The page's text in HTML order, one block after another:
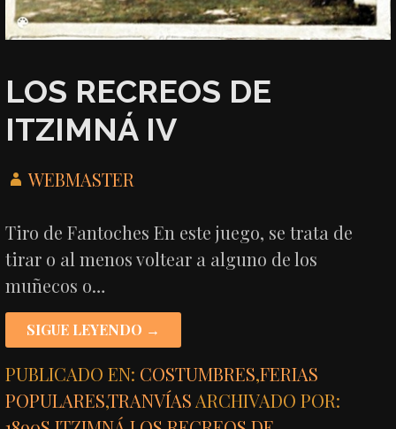
LOS RECREOS DE
ITZIMNÁ IV
WEBMASTER
Tiro de Fantoches En este juego, se trata de
tirar o al menos voltear a alguno de los
muñecos o…
SIGUE LEYENDO →
PUBLICADO EN: COSTUMBRES,FERIAS
POPULARES,TRANVÍAS ARCHIVADO POR: